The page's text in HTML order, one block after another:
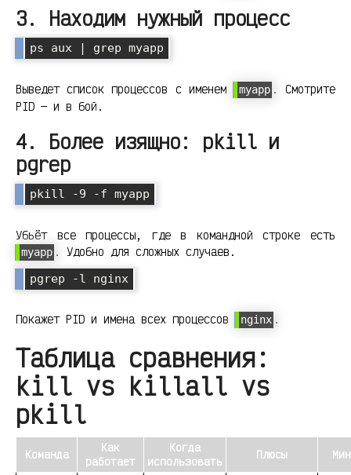
3. Находим нужный процесс
ps aux | grep myapp
Выведет список процессов с именем myapp . Смотрите
PID — и в бой.
4. Более изящно: pkill и
pgrep
pkill -9 -f myapp
Убьёт все процессы, где в командной строке есть
myapp . Удобно для сложных случаев.
pgrep -l nginx
Покажет PID и имена всех процессов nginx .
Таблица сравнения:
kill vs killall vs
pkill
Команда
Как
работает
Когда
использовать
Плюсы